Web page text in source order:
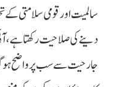
سالمیت اور قومی سلامتی کے
دینے کی صلاحیت رکھتا ہے،
جارحیت سے سب پر واضح